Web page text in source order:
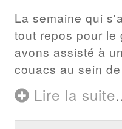
La semaine qui
tout repos pour le
avons assisté à
couacs au sein
Lire la suite